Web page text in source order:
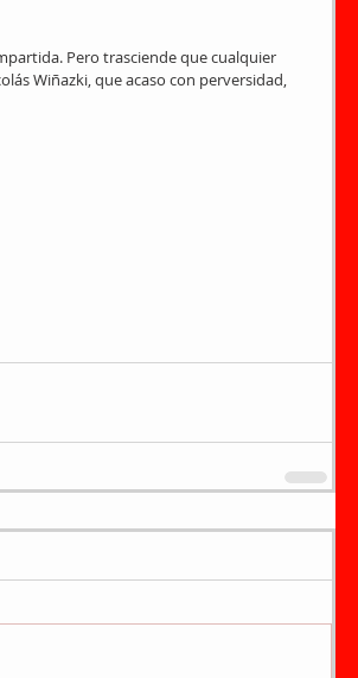
Pero trasciende que cualquier
Wiñazki, que acaso con perversidad,